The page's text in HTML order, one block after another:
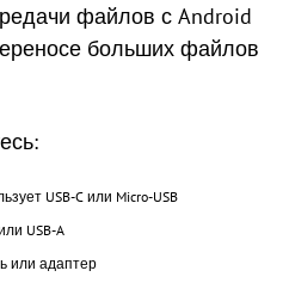
файлов с Android
больших файлов
USB-C или Micro-USB
USB-A
или адаптер